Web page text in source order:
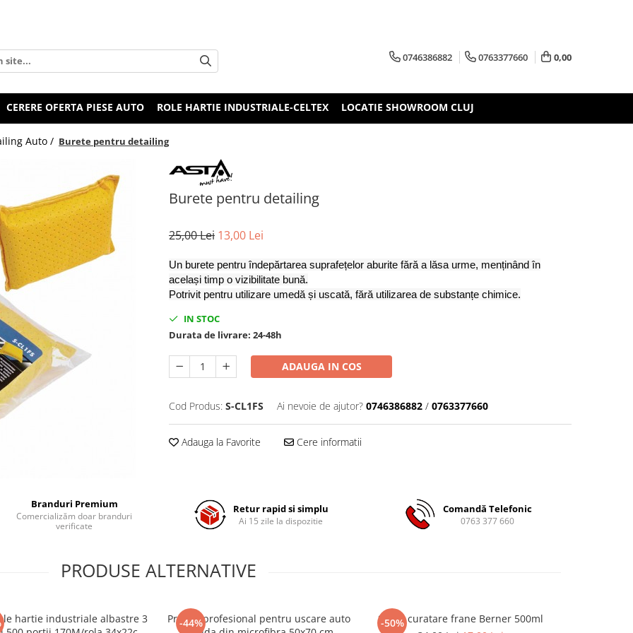
0746386882 0763377660 0,00
CERERE OFERTA PIESE AUTO ROLE HARTIE INDUSTRIALE-CELTEX LOCATIE SHOWROOM CLUJ
Auto / Burete pentru detailing
Burete pentru detailing
25,00 Lei 13,00 Lei
Un burete pentru îndepărtarea suprafețelor aburite fără a lăsa urme, menținând în
același timp o vizibilitate bună.
Potrivit pentru utilizare umedă și uscată, fără utilizarea de substanțe chimice.
IN STOC
Durata de livrare: 24-48h
ADAUGA IN COS
Cod Produs: S-CL1FS Ai nevoie de ajutor? 0746386882 / 0763377660
Adauga la Favorite Cere informatii
Branduri Premium
Comercializăm doar branduri
verificate
Retur rapid si simplu
Ai 15 zile la dispozitie
Comandă Telefonic
0763 377 660
PRODUSE ALTERNATIVE
hartie industriale albastre 3
-44%
Prosop profesional pentru uscare auto
-50%
Spray curatare frane Berner 500ml